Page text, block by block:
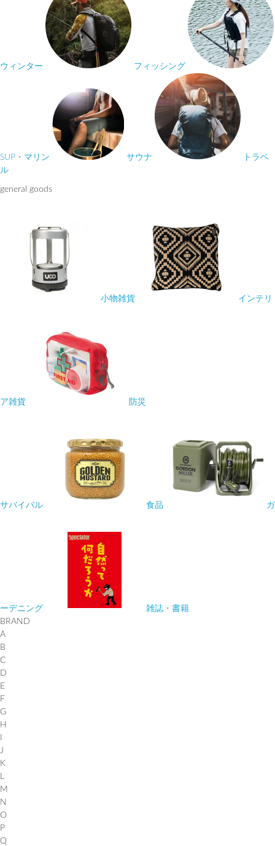
ウィンター フィッシング
SUP・マリン サウナ
トラベ
ル
general goods
小物雑貨 インテリ
ア雑貨 防災
サバイバル 食品 ガ
ーデニング
雑誌・書籍
BRAND
A
B
C
D
E
F
G
H
J
K
M
N
O
P
Q